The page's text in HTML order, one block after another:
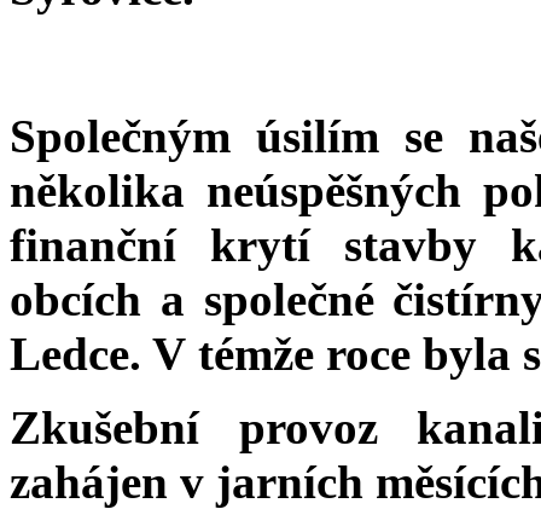
Společným úsilím se
několika neúspěšných
finanční krytí stavby
obcích a společné
Ledce. V témže roce byla
Zkušební provoz
zahájen v jarních